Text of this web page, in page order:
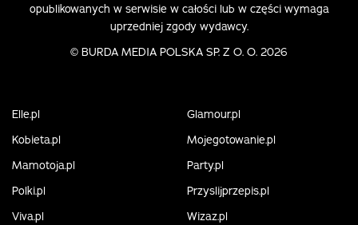
opublikowanych w serwisie w całości lub w części wymaga
uprzedniej zgody wydawcy.
© BURDA MEDIA POLSKA SP. Z O. O. 2026
Elle.pl
Glamour.pl
Kobieta.pl
Mojegotowanie.pl
Mamotoja.pl
Party.pl
Polki.pl
Przyslijprzepis.pl
Viva.pl
Wizaz.pl